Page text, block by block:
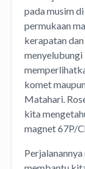
pada musim
permukaan
kerapatan
komet
Matahari.
kita
magnet 67P/